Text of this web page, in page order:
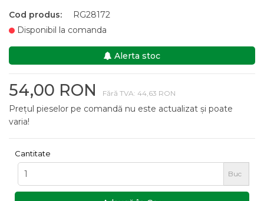
Cod produs:
RG28172
Disponibil la comanda
Alerta stoc
54,00 RON Fără TVA: 44,63 RON
Prețul pieselor pe comandă nu este actualizat și poate
varia!
Cantitate
Buc